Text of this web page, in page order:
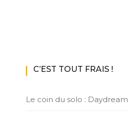
C’EST TOUT FRAIS !
Le coin du solo : Daydream